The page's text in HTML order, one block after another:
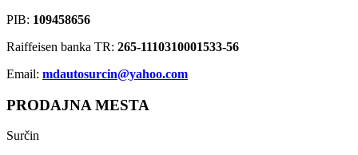
PIB: 109458656
Raiffeisen banka TR: 265-1110310001533-56
Email: mdautosurcin@yahoo.com
PRODAJNA MESTA
Surčin